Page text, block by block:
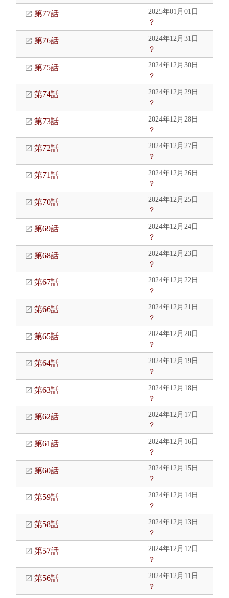
第77話
2025年01月01日
？
第76話
2024年12月31日
？
第75話
2024年12月30日
？
第74話
2024年12月29日
？
第73話
2024年12月28日
？
第72話
2024年12月27日
？
第71話
2024年12月26日
？
第70話
2024年12月25日
？
第69話
2024年12月24日
？
第68話
2024年12月23日
？
第67話
2024年12月22日
？
第66話
2024年12月21日
？
第65話
2024年12月20日
？
第64話
2024年12月19日
？
第63話
2024年12月18日
？
第62話
2024年12月17日
？
第61話
2024年12月16日
？
第60話
2024年12月15日
？
第59話
2024年12月14日
？
第58話
2024年12月13日
？
第57話
2024年12月12日
？
第56話
2024年12月11日
？